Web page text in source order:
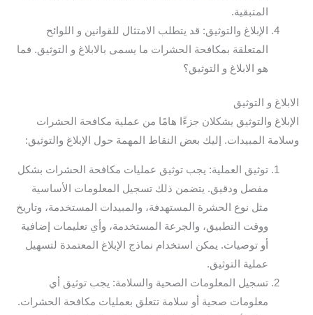
المتبقية.
الإبلاغ والتوثيق: قد يتطلب الامتثال للقوانين و اللوائح
المتعلقة بمكافحة الحشرات ما يسمى بالابلاغ و التوثيق. فما
هو الابلاغ و التوثيق؟
الابلاغ و التوثيق
الإبلاغ والتوثيق يشكلان جزءًا هامًا من عملية مكافحة الحشرات
وسلامة المبيدات. إليك بعض النقاط المهمة حول الإبلاغ والتوثيق:
توثيق العملية: يجب توثيق عمليات مكافحة الحشرات بشكل
مفصل ودقيق. يتضمن ذلك تسجيل المعلومات الأساسية
مثل نوع الحشرة المستهدفة، والمبيدات المستخدمة، وتاريخ
ووقت التطبيق، والجرعة المستخدمة، وأي تعليمات إضافية
أو توصيات. يمكن استخدام نماذج الإبلاغ المعتمدة لتسهيل
عملية التوثيق.
تسجيل المعلومات الصحية والسلامة: يجب توثيق أي
معلومات صحية أو سلامة تتعلق بعمليات مكافحة الحشرات.